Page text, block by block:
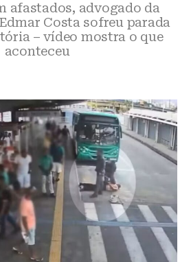
afastados, advogado da
Costa sofreu parada
– vídeo mostra o que
aconteceu